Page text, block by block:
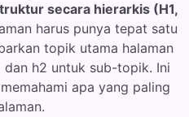
secara hierarkis (H1,
harus punya tepat satu
topik utama halaman
h2 untuk sub-topik. Ini
apa yang paling